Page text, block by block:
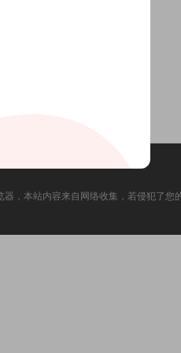
，本站内容来自网络收集，若侵犯了您